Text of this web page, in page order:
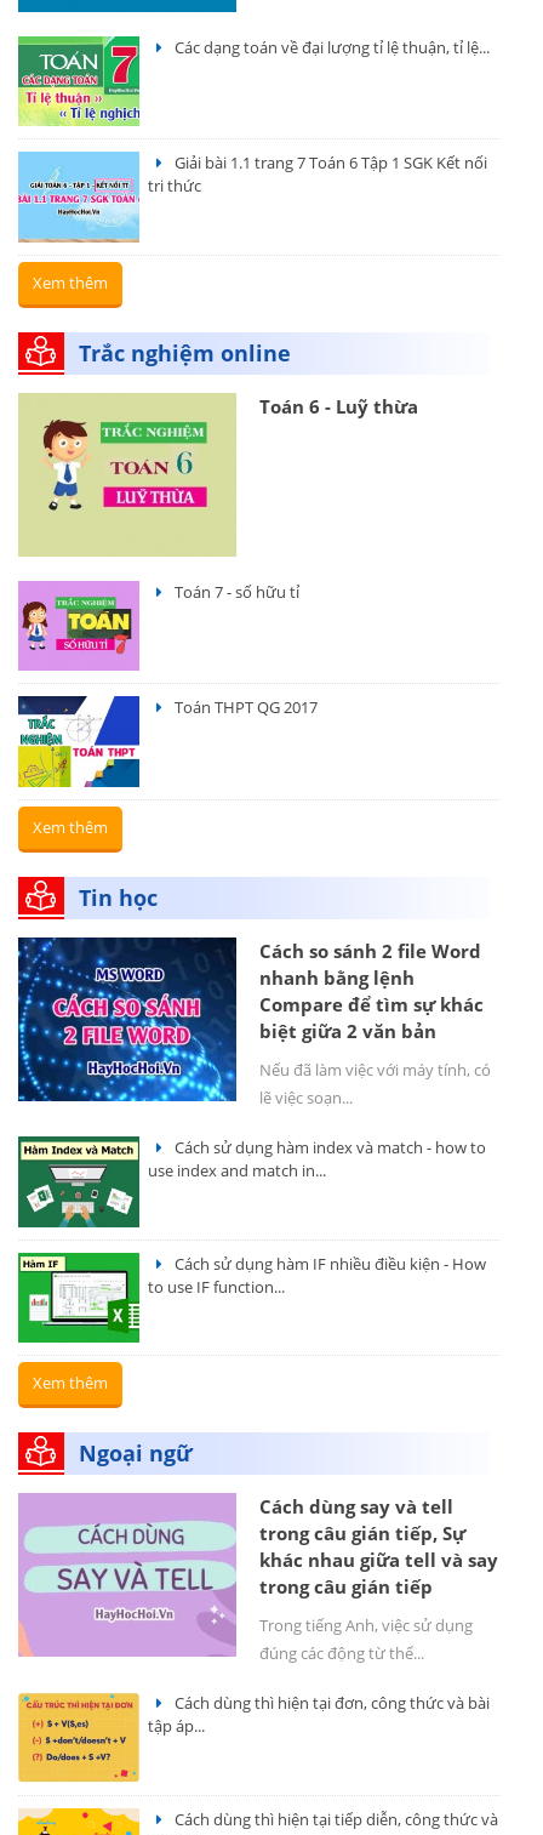
Các dạng toán về đại lượng tỉ lệ thuận, tỉ lệ...
Giải bài 1.1 trang 7 Toán 6 Tập 1 SGK Kết nối
tri thức
Xem thêm
Trắc nghiệm online
Toán 6 - Luỹ thừa
Toán 7 - số hữu tỉ
Toán THPT QG 2017
Xem thêm
Tin học
Cách so sánh 2 file Word
nhanh bằng lệnh
Compare để tìm sự khác
biệt giữa 2 văn bản
Nếu đã làm việc với máy tính, có
lẽ việc soạn...
Cách sử dụng hàm index và match - how to
use index and match in...
Cách sử dụng hàm IF nhiều điều kiện - How
to use IF function...
Xem thêm
Ngoại ngữ
Cách dùng say và tell
trong câu gián tiếp, Sự
khác nhau giữa tell và say
trong câu gián tiếp
Trong tiếng Anh, việc sử dụng
đúng các động từ thể...
Cách dùng thì hiện tại đơn, công thức và bài
tập áp...
Cách dùng thì hiện tại tiếp diễn, công thức và